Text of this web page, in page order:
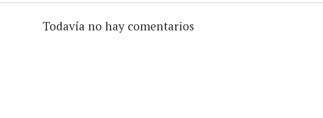
Todavía no hay comentarios